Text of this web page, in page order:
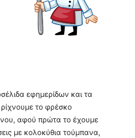
εφημερίδων και τα
το φρέσκο
αφού πρώτα το έχουμε
με κολοκύθια τούμπανα,